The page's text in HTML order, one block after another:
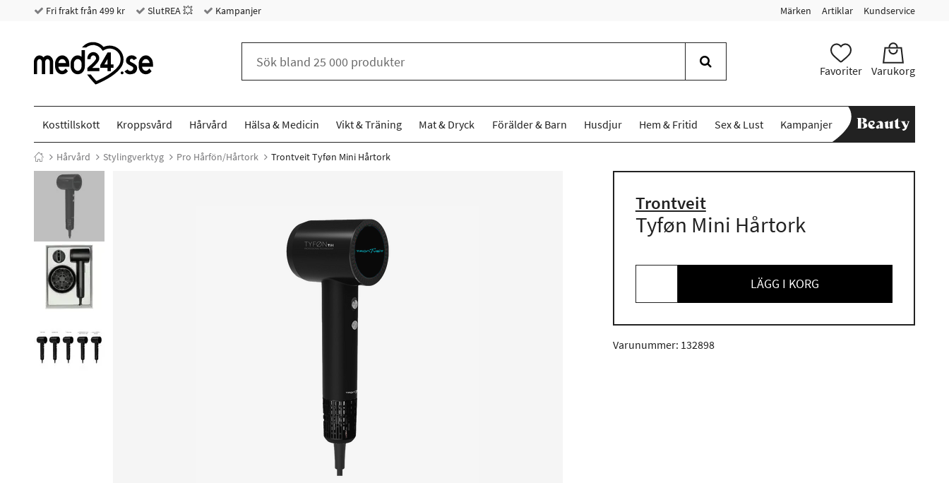
Fri frakt från 499 kr SlutREA 💥 Kampanjer Märken Artiklar Kundservice
Favoriter Varukorg
Kosttillskott Kroppsvård Hårvård Hälsa & Medicin Vikt & Träning Mat & Dryck Förälder & Barn Husdjur Hem & Fritid Sex & Lust Kampanjer
Hårvård Stylingverktyg Pro Hårfön/Hårtork Trontveit Tyføn Mini Hårtork
Trontveit
Tyføn Mini Hårtork
LÄGG I KORG
Varunummer: 132898